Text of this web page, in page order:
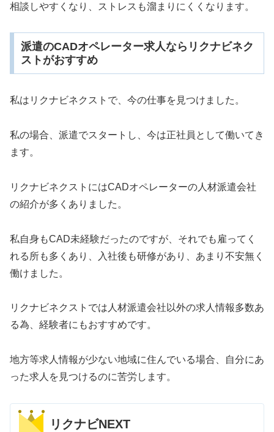
相談しやすくなり、ストレスも溜まりにくくなります。
派遣のCADオペレーター求人ならリクナビネク
ストがおすすめ
私はリクナビネクストで、今の仕事を見つけました。
私の場合、派遣でスタートし、今は正社員として働いてき
ます。
リクナビネクストにはCADオペレーターの人材派遣会社
の紹介が多くありました。
私自身もCAD未経験だったのですが、それでも雇ってく
れる所も多くあり、入社後も研修があり、あまり不安無く
働けました。
リクナビネクストでは人材派遣会社以外の求人情報多数あ
る為、経験者にもおすすめです。
地方等求人情報が少ない地域に住んでいる場合、自分にあ
った求人を見つけるのに苦労します。
リクナビNEXT